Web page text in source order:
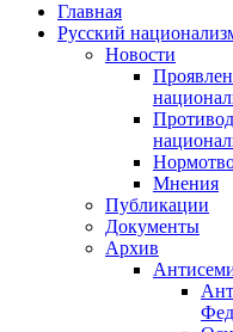
Главная
Русский
Новости
Мнения
Публикации
Документы
Архив